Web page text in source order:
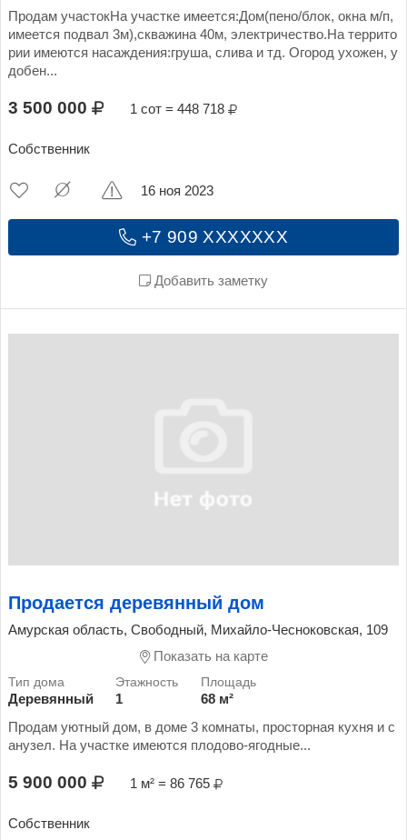
Продам участокНа участке имеется:Дом(пено/блок, окна м/п,
имеется подвал 3м),скважина 40м, электричество.На террито
рии имеются насаждения:груша, слива и тд. Огород ухожен, у
добен...
3 500 000 1 сот = 448 718
Собственник
+7 909 XXXXXXX
Добавить заметку
16 ноя 2023
Продается деревянный дом
Амурская область, Свободный, Михайло-Чесноковская, 109
Показать на карте
Деревянный 1
68 м²
Продам уютный дом, в доме 3 комнаты, просторная кухня и с
анузел. На участке имеются плодово-ягодные...
5 900 000 1 м² = 86 765
Собственник